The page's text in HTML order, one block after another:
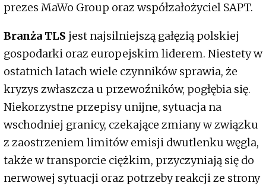
prezes MaWo Group oraz współzałożyciel SAPT.
Branża TLS jest najsilniejszą gałęzią polskiej
gospodarki oraz europejskim liderem. Niestety w
ostatnich latach wiele czynników sprawia, że
kryzys zwłaszcza u przewoźników, pogłębia się.
Niekorzystne przepisy unijne, sytuacja na
wschodniej granicy, czekające zmiany w związku
z zaostrzeniem limitów emisji dwutlenku węgla,
także w transporcie ciężkim, przyczyniają się do
nerwowej sytuacji oraz potrzeby reakcji ze strony